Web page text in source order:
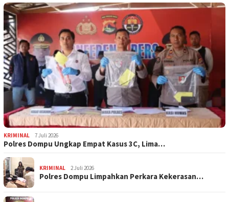
KRIMINAL 7 Juli 2026
Polres Dompu Ungkap Empat Kasus 3C, Lima…
KRIMINAL 2 Juli 2026
Polres Dompu Limpahkan Perkara Kekerasan…